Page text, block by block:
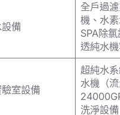
備
全戶過
機、水
SPA除
透純水
室設備
超純水
水機（
洗淨設備